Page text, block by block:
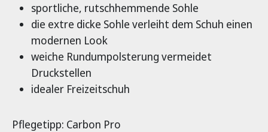
sportliche, rutschhemmende Sohle
die extre dicke Sohle verleiht dem Schuh einen
modernen Look
weiche Rundumpolsterung vermeidet
Druckstellen
idealer Freizeitschuh
Pflegetipp: Carbon Pro